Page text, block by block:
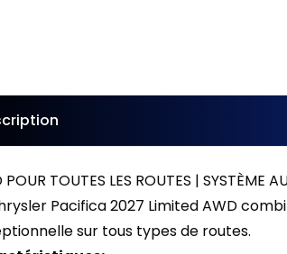
TOUTES LES ROUTES | SYSTÈME
Pacifica 2027 Limited AWD
sur tous types de routes.